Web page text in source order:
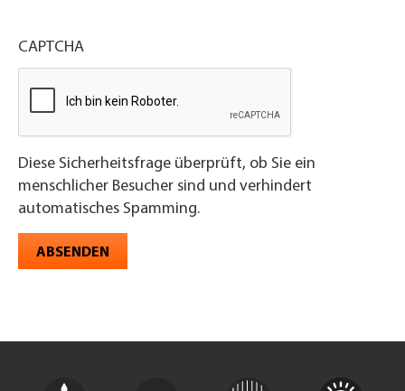
CAPTCHA
Diese Sicherheitsfrage überprüft, ob Sie ein
menschlicher Besucher sind und verhindert
automatisches Spamming.
ABSENDEN